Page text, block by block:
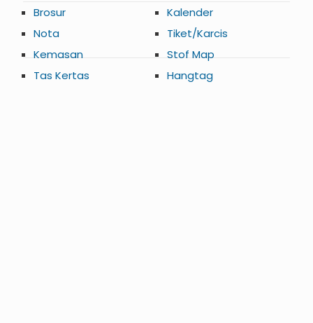
Brosur
Nota
Kemasan
Tas Kertas
Kalender
Tiket/Karcis
Stof Map
Hangtag